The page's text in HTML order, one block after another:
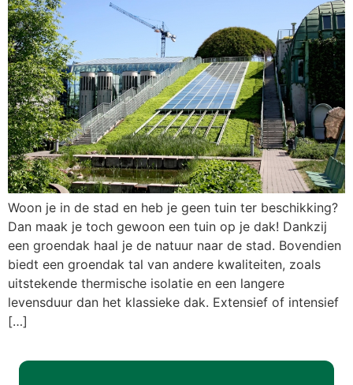
Woon je in de stad en heb je geen tuin ter beschikking?
Dan maak je toch gewoon een tuin op je dak! Dankzij
een groendak haal je de natuur naar de stad. Bovendien
biedt een groendak tal van andere kwaliteiten, zoals
uitstekende thermische isolatie en een langere
levensduur dan het klassieke dak. Extensief of intensief
[…]